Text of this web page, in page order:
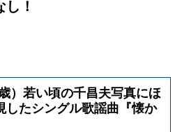
！
）若い頃の千昌夫写真にほ
したシングル歌謡曲『懐か